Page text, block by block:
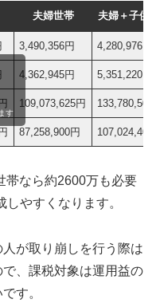
夫婦世帯 夫婦＋子供
3,490,356円 4,280,976円
4,362,945円 5,351,220円
109,073,625円 133,780,500
87,258,900円 107,024,400
す
帯なら約2600万も必要
やすくなります。
が取り崩しを行う際は
、課税対象は運用益の
す。